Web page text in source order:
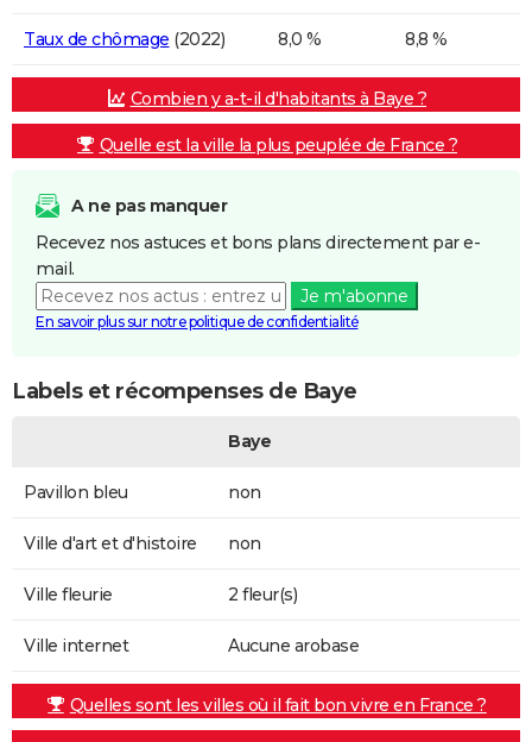
Taux de chômage (2022) 8,0 % 8,8 %
Combien y a-t-il d'habitants à Baye ?
Quelle est la ville la plus peuplée de France ?
A ne pas manquer
Recevez nos astuces et bons plans directement par e-
mail.
Je m'abonne
En savoir plus sur notre politique de confidentialité
Labels et récompenses de Baye
Baye
Pavillon bleu non
Ville d'art et d'histoire non
Ville fleurie 2 fleur(s)
Ville internet Aucune arobase
Quelles sont les villes où il fait bon vivre en France ?